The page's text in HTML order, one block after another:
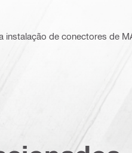
instalação de conectores de